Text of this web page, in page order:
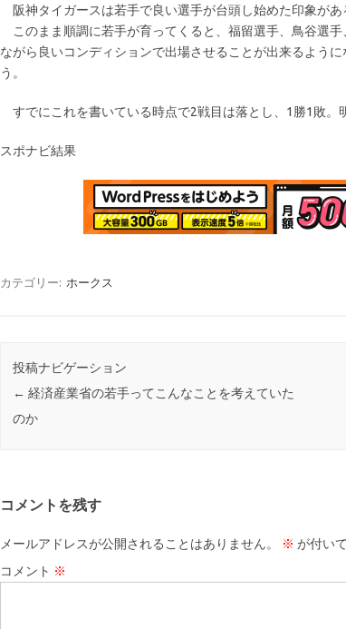
阪神タイガースは若手で良い選手が台頭し始めた印象があ
このまま順調に若手が育ってくると、福留選手、鳥谷選
ながら良いコンディションで出場させることが出来るよう
う。
すでにこれを書いている時点で2戦目は落とし、1勝1敗。
スポナビ結果
カテゴリー: ホークス
投稿ナビゲーション
← 経済産業省の若手ってこんなことを考えていた
のか
コメントを残す
メールアドレスが公開されることはありません。 ※ が付い
コメント ※